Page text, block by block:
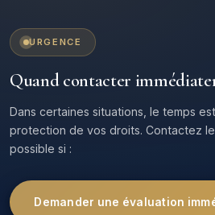
URGENCE
Quand contacter
Dans certaines situations, le temps
protection de vos droits. Contactez
possible si :
Demander une évaluation